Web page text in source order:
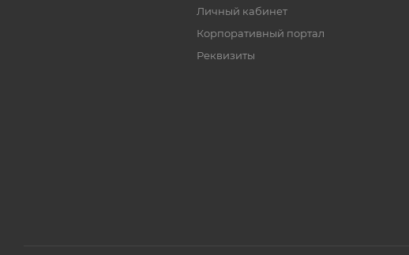
Личный кабинет
Корпоративный портал
Реквизиты